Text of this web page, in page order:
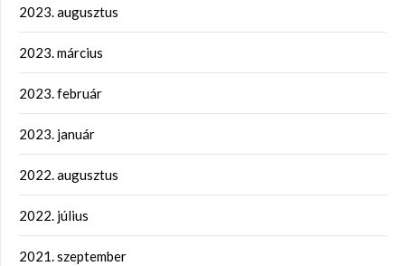
2023. augusztus
2023. március
2023. február
2023. január
2022. augusztus
2022. július
2021. szeptember